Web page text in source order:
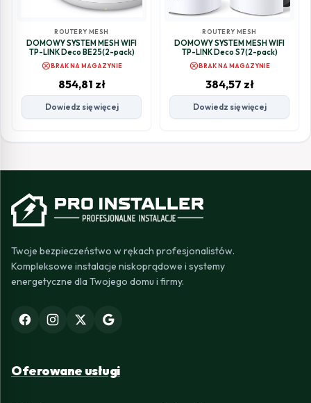
ROUTERY MESH
DOMOWY SYSTEM MESH WIFI
TP-LINK Deco BE25(2-pack)
cancelBRAK NA MAGAZYNIE
854,81 zł
Dowiedz się więcej
ROUTERY MESH
DOMOWY SYSTEM MESH WIFI
TP-LINK Deco S7(2-pack)
cancelBRAK NA MAGAZYNIE
384,57 zł
Dowiedz się więcej
Twoje bezpieczeństwo w rękach profesjonalistów.
Kompleksowe instalacje niskoprądowe i systemy
energetyczne dla Twojego domu i firmy.
Oferowane usługi